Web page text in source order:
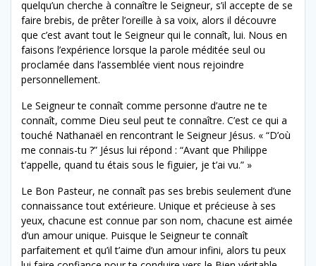
quelqu’un cherche à connaître le Seigneur, s’il accepte de se
faire brebis, de prêter l’oreille à sa voix, alors il découvre
que c’est avant tout le Seigneur qui le connaît, lui. Nous en
faisons l’expérience lorsque la parole méditée seul ou
proclamée dans l’assemblée vient nous rejoindre
personnellement.
Le Seigneur te connaît comme personne d’autre ne te
connaît, comme Dieu seul peut te connaître. C’est ce qui a
touché Nathanaël en rencontrant le Seigneur Jésus. « “D’où
me connais-tu ?” Jésus lui répond : “Avant que Philippe
t’appelle, quand tu étais sous le figuier, je t’ai vu.” »
Le Bon Pasteur, ne connaît pas ses brebis seulement d’une
connaissance tout extérieure. Unique et précieuse à ses
yeux, chacune est connue par son nom, chacune est aimée
d’un amour unique. Puisque le Seigneur te connaît
parfaitement et qu’il t’aime d’un amour infini, alors tu peux